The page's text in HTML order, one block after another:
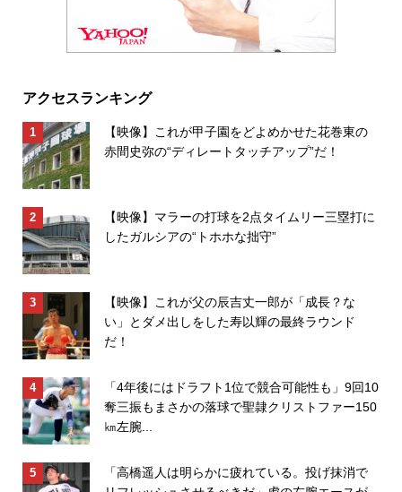
アクセスランキング
【映像】これが甲子園をどよめかせた花巻東の
赤間史弥の“ディレートタッチアップ”だ！
【映像】マラーの打球を2点タイムリー三塁打に
したガルシアの“トホホな拙守”
【映像】これが父の辰吉丈一郎が「成長？な
い」とダメ出しをした寿以輝の最終ラウンド
だ！
「4年後にはドラフト1位で競合可能性も」9回10
奪三振もまさかの落球で聖隷クリストファー150
㎞左腕...
「高橋遥人は明らかに疲れている。投げ抹消で